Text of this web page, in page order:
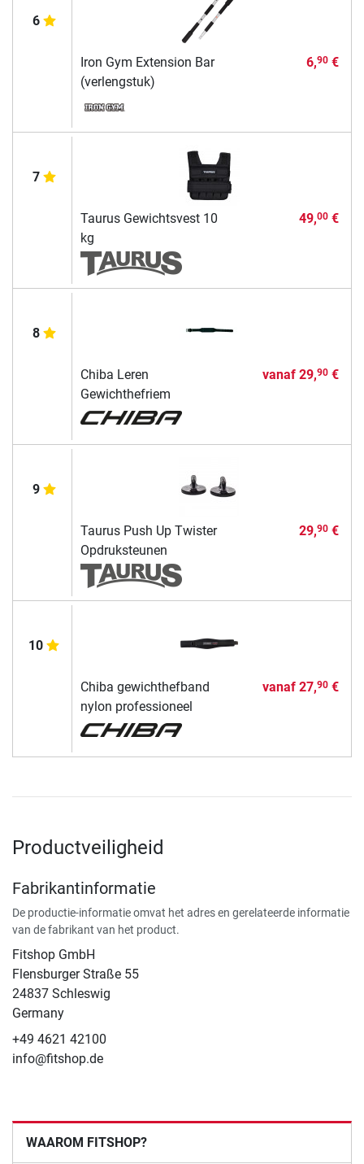
6
Iron Gym Extension Bar
(verlengstuk)
6,90€
7
Taurus Gewichtsvest 10
kg
49,00€
8
Chiba Leren
Gewichthefriem
vanaf 29,90€
9
Taurus Push Up Twister
Opdruksteunen
29,90€
10
Chiba gewichthefband
nylon professioneel
vanaf 27,90€
Productveiligheid
Fabrikantinformatie
De productie-informatie omvat het adres en gerelateerde informatie
van de fabrikant van het product.
Fitshop GmbH
Flensburger Straße 55
24837 Schleswig
Germany
+49 4621 42100
info@fitshop.de
WAAROM FITSHOP?